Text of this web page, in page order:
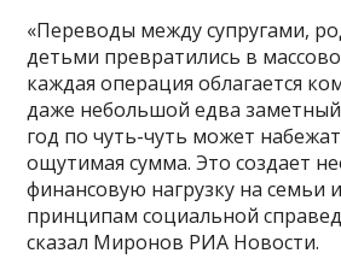
«Переводы между супругами,
детьми превратились в
каждая операция облагается
даже небольшой едва
год по чуть-чуть может
ощутимая сумма. Это создает
финансовую нагрузку на семьи
принципам социальной
сказал Миронов РИА Новости.